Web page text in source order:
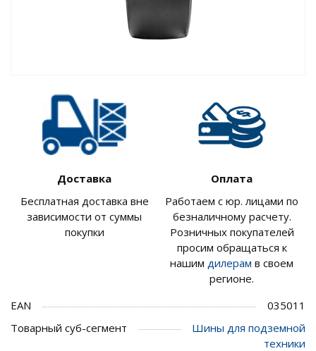
Доставка
Бесплатная доставка вне
зависимости от суммы
покупки
Оплата
Работаем с юр. лицами по
безналичному расчету.
Розничных покупателей
просим обращаться к
нашим дилерам в своем
регионе.
EAN
035011
Товарный суб-сегмент
Шины для подземной
техники